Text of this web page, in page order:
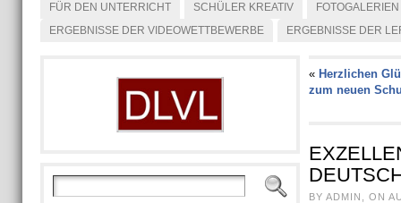
FÜR DEN UNTERRICHT
SCHÜLER KREATIV
FOTOGALERIEN
ERGEBNISSE DER VIDEOWETTBEWERBE
ERGEBNISSE DER
« Herzlichen
zum neuen
BY ADMIN, ON